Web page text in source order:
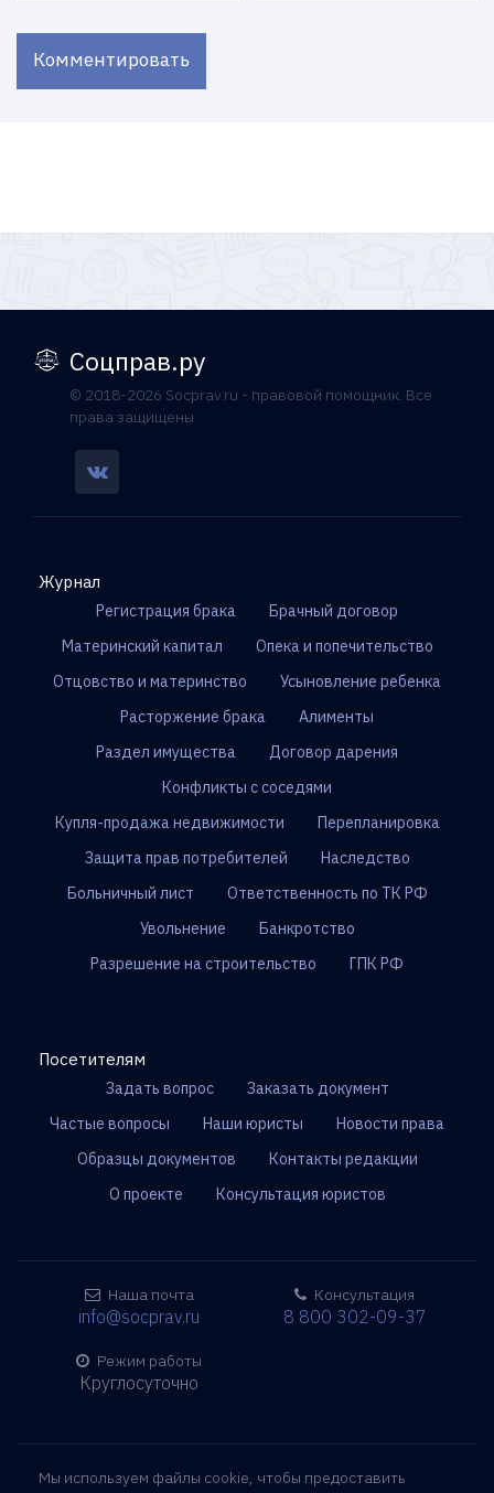
Комментировать
Соцправ.ру
© 2018-2026 Socprav.ru - правовой помощник. Все
права защищены
Журнал
Регистрация брака
Брачный договор
Материнский капитал
Опека и попечительство
Отцовство и материнство
Усыновление ребенка
Расторжение брака
Алименты
Раздел имущества
Договор дарения
Конфликты с соседями
Купля-продажа недвижимости
Перепланировка
Защита прав потребителей
Наследство
Больничный лист
Ответственность по ТК РФ
Увольнение
Банкротство
Разрешение на строительство
ГПК РФ
Посетителям
Задать вопрос
Заказать документ
Частые вопросы
Наши юристы
Новости права
Образцы документов
Контакты редакции
О проекте
Консультация юристов
Наша почта
info@socprav.ru
Режим работы
Круглосуточно
Консультация
8 800 302-09-37
Мы используем файлы cookie, чтобы предоставить